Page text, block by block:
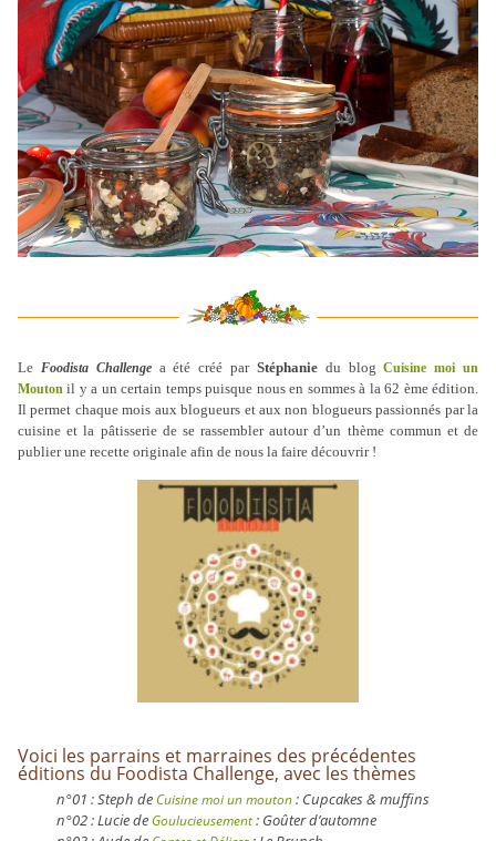
Le Foodista Challengea été créé par Stéphaniedu blogCuisine moi un
Moutonil y a un certain temps puisque nous en sommes à la 62 ème édition.
Il permet chaque mois aux blogueurs et aux non blogueurs passionnés par la
cuisine et la pâtisserie de se rassembler autour d’un thème commun et de
publier une recette originale afin de nous la faire découvrir !
Voici les parrains et marraines des précédentes
éditions du Foodista Challenge, avec les thèmes
n°01 : Steph de Cuisine moi un mouton: Cupcakes & muffins
n°02 : Lucie de Goulucieusement: Goûter d’automne